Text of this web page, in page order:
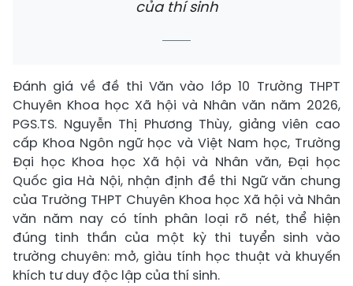
của thí sinh
Đánh giá về đề thi Văn vào lớp 10 Trường THPT
Chuyên Khoa học Xã hội và Nhân văn năm 2026,
PGS.TS. Nguyễn Thị Phương Thùy, giảng viên cao
cấp Khoa Ngôn ngữ học và Việt Nam học, Trường
Đại học Khoa học Xã hội và Nhân văn, Đại học
Quốc gia Hà Nội, nhận định đề thi Ngữ văn chung
của Trường THPT Chuyên Khoa học Xã hội và Nhân
văn năm nay có tính phân loại rõ nét, thể hiện
đúng tinh thần của một kỳ thi tuyển sinh vào
trường chuyên: mở, giàu tính học thuật và khuyến
khích tư duy độc lập của thí sinh.